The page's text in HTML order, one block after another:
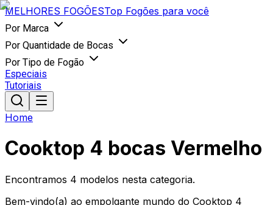
MELHORES FOGÕESTop Fogões para você
Por Marca
Por Quantidade de Bocas
Por Tipo de Fogão
Especiais
Tutoriais
Home
Cooktop 4 bocas Vermelho
Encontramos 4 modelos nesta categoria.
Bem-vindo(a) ao empolgante mundo do Cooktop 4